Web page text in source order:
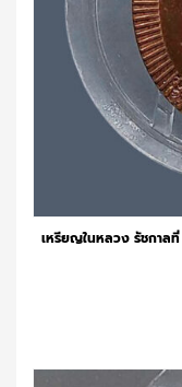
เหรียญในหลวง รัชกาล